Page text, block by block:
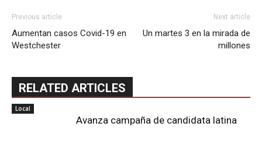
Previous article
Aumentan casos Covid-19 en
Westchester
Next article
Un martes 3 en la mirada de
millones
RELATED ARTICLES
Local
Avanza campaña de candidata latina